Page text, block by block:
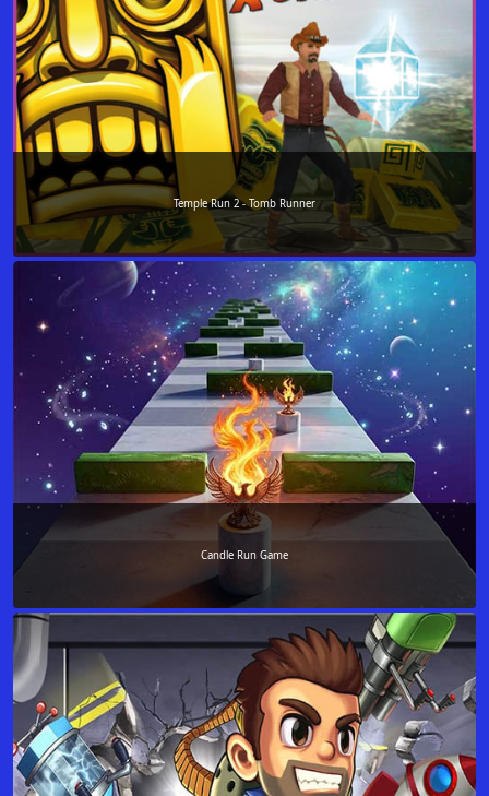
Temple Run 2 - Tomb Runner
Candle Run Game